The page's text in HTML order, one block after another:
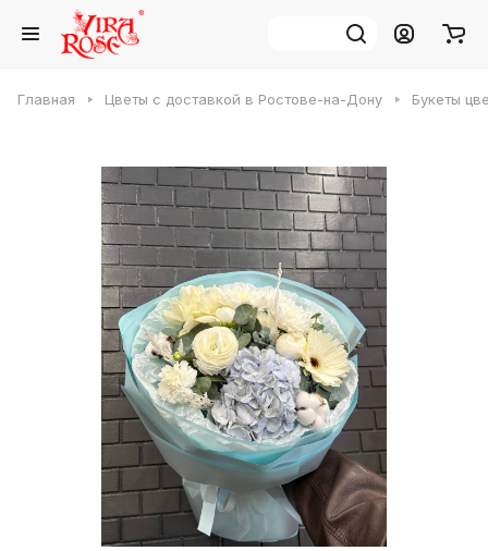
Главная Цветы с доставкой в Ростове-на-Дону Букеты